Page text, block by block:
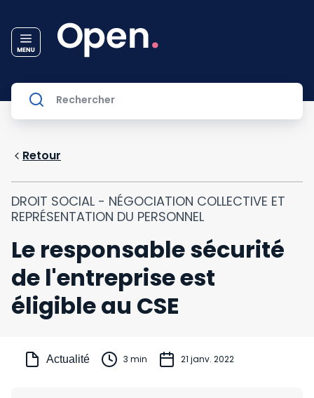
Retour
DROIT SOCIAL - NÉGOCIATION COLLECTIVE ET
REPRÉSENTATION DU PERSONNEL
Le responsable sécurité
de l'entreprise est
éligible au CSE
Actualité 3 min 21 janv. 2022